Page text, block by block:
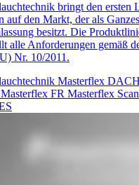
bringt den ersten
auf den Markt, der als
besitzt. Die
alle Anforderungen gemäß
Nr. 10/2011.
Masterflex DACH
Masterflex FR Masterflex